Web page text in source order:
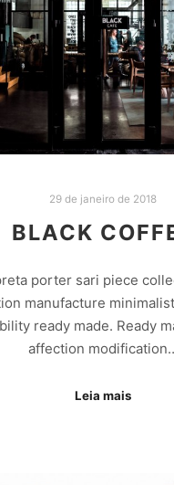
29 de janeiro de 2018
BLACK
porter sari piece
manufacture
ready made. Ready
affection
Leia mais